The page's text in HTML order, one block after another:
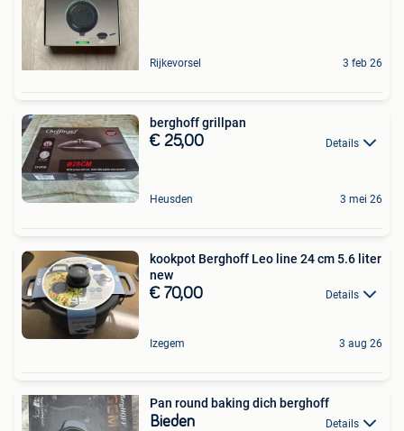
Rijkevorsel 3 feb 26
berghoff grillpan
€ 25,00 Details
Heusden 3 mei 26
kookpot Berghoff Leo line 24 cm 5.6 liter
new
€ 70,00 Details
Izegem 3 aug 26
Pan round baking dich berghoff
Bieden Details